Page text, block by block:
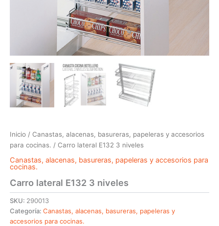
Inicio / Canastas, alacenas, basureras, papeleras y accesorios
para cocinas. / Carro lateral E132 3 niveles
Canastas, alacenas, basureras, papeleras y accesorios para
cocinas.
Carro lateral E132 3 niveles
SKU: 290013
Categoría: Canastas, alacenas, basureras, papeleras y
accesorios para cocinas.